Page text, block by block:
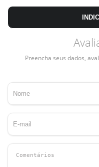
Preencha seus dados,